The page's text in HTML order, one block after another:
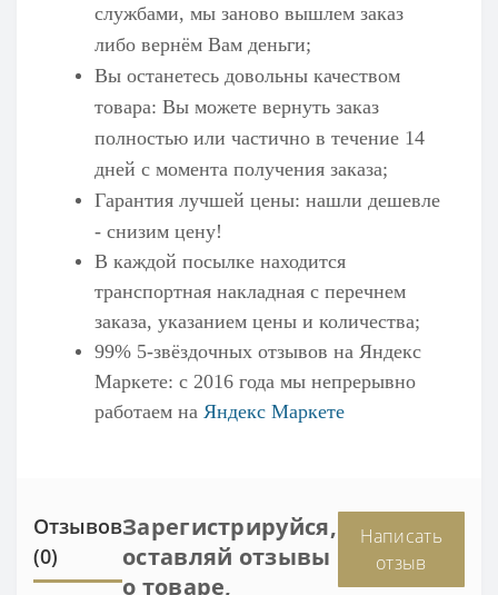
службами, мы заново вышлем заказ
либо вернём Вам деньги;
Вы останетесь довольны качеством
товара: Вы можете вернуть заказ
полностью или частично в течение 14
дней с момента получения заказа;
Гарантия лучшей цены: нашли дешевле
- снизим цену!
В каждой посылке находится
транспортная накладная с перечнем
заказа, указанием цены и количества;
99% 5-звёздочных отзывов на Яндекс
Маркете: с 2016 года мы непрерывно
работаем на Яндекс Маркете
Отзывов
(0)
Зарегистрируйся,
оставляй отзывы
о товаре,
Написать
отзыв